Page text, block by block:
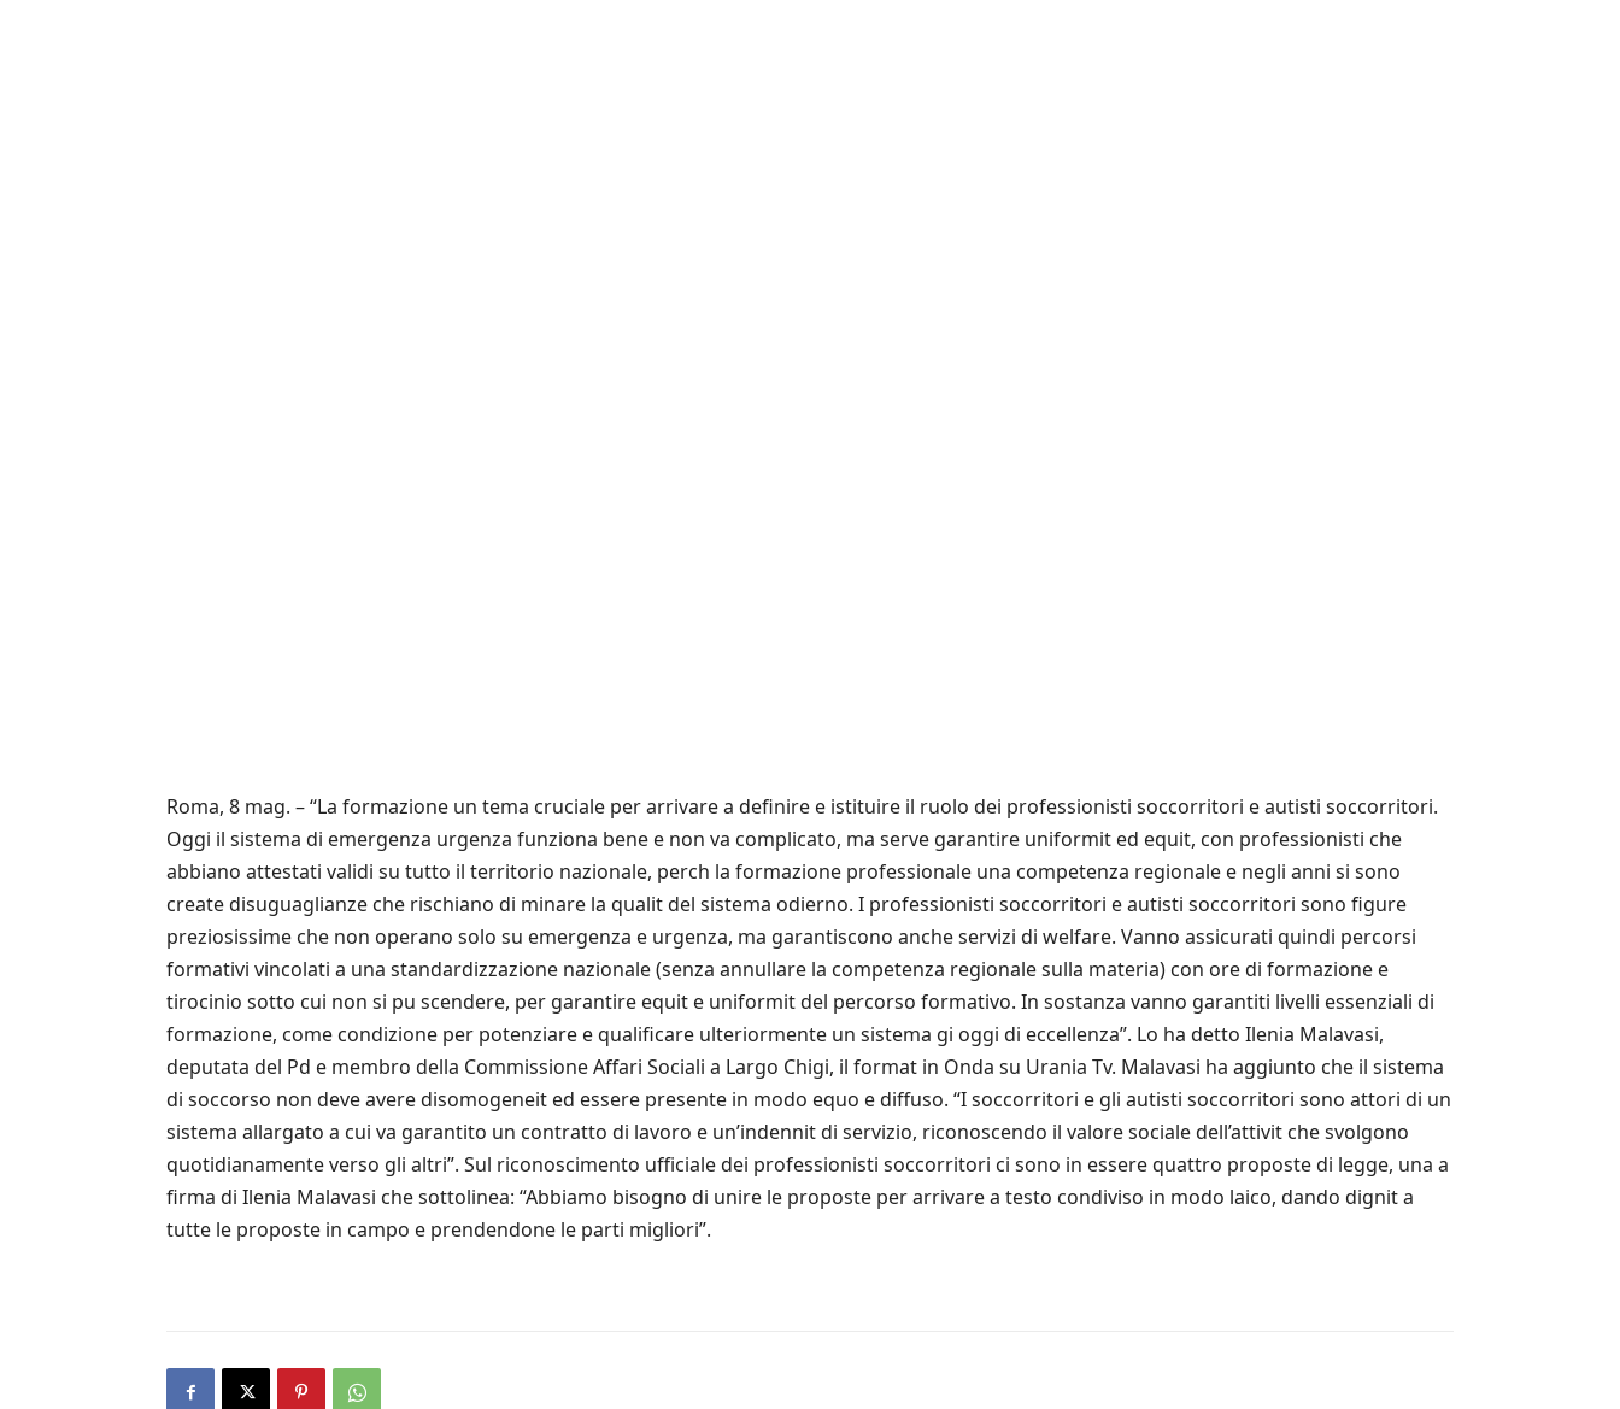
Roma, 8 mag. – “La formazione un tema cruciale per arrivare a definire e istituire il ruolo dei professionisti soccorritori e autisti soccorritori.
Oggi il sistema di emergenza urgenza funziona bene e non va complicato, ma serve garantire uniformit ed equit, con professionisti che
abbiano attestati validi su tutto il territorio nazionale, perch la formazione professionale una competenza regionale e negli anni si sono
create disuguaglianze che rischiano di minare la qualit del sistema odierno. I professionisti soccorritori e autisti soccorritori sono figure
preziosissime che non operano solo su emergenza e urgenza, ma garantiscono anche servizi di welfare. Vanno assicurati quindi percorsi
formativi vincolati a una standardizzazione nazionale (senza annullare la competenza regionale sulla materia) con ore di formazione e
tirocinio sotto cui non si pu scendere, per garantire equit e uniformit del percorso formativo. In sostanza vanno garantiti livelli essenziali di
formazione, come condizione per potenziare e qualificare ulteriormente un sistema gi oggi di eccellenza”. Lo ha detto Ilenia Malavasi,
deputata del Pd e membro della Commissione Affari Sociali a Largo Chigi, il format in Onda su Urania Tv. Malavasi ha aggiunto che il sistema
di soccorso non deve avere disomogeneit ed essere presente in modo equo e diffuso. “I soccorritori e gli autisti soccorritori sono attori di un
sistema allargato a cui va garantito un contratto di lavoro e un’indennit di servizio, riconoscendo il valore sociale dell’attivit che svolgono
quotidianamente verso gli altri”. Sul riconoscimento ufficiale dei professionisti soccorritori ci sono in essere quattro proposte di legge, una a
firma di Ilenia Malavasi che sottolinea: “Abbiamo bisogno di unire le proposte per arrivare a testo condiviso in modo laico, dando dignit a
tutte le proposte in campo e prendendone le parti migliori”.